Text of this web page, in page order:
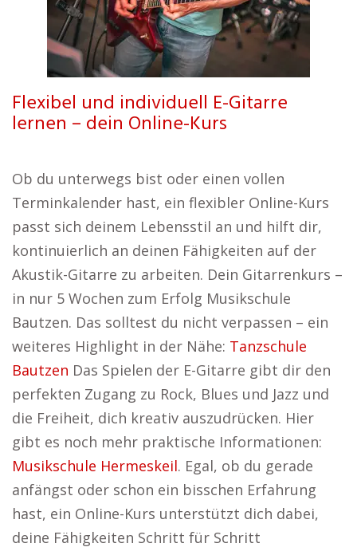
Flexibel und individuell E-Gitarre
lernen – dein Online-Kurs
Ob du unterwegs bist oder einen vollen
Terminkalender hast, ein flexibler Online-Kurs
passt sich deinem Lebensstil an und hilft dir,
kontinuierlich an deinen Fähigkeiten auf der
Akustik-Gitarre zu arbeiten. Dein Gitarrenkurs –
in nur 5 Wochen zum Erfolg Musikschule
Bautzen. Das solltest du nicht verpassen – ein
weiteres Highlight in der Nähe: Tanzschule
Bautzen Das Spielen der E-Gitarre gibt dir den
perfekten Zugang zu Rock, Blues und Jazz und
die Freiheit, dich kreativ auszudrücken. Hier
gibt es noch mehr praktische Informationen:
Musikschule Hermeskeil. Egal, ob du gerade
anfängst oder schon ein bisschen Erfahrung
hast, ein Online-Kurs unterstützt dich dabei,
deine Fähigkeiten Schritt für Schritt